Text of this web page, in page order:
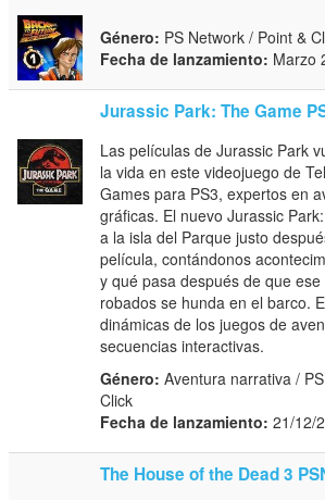
Género: PS Network / Point &
Fecha de lanzamiento: Marzo
Jurassic Park: The Game
Las películas de Jurassic Park
la vida en este videojuego de
Games para PS3, expertos en
gráficas. El nuevo Jurassic
a la isla del Parque justo
película, contándonos
y qué pasa después de que
robados se hunda en el barco.
dinámicas de los juegos de
secuencias interactivas.
Género: Aventura narrativa /
Click
Fecha de lanzamiento: 21/12/
The House of the Dead 3